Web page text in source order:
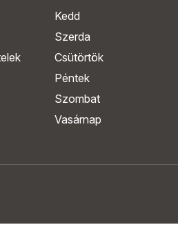
Kedd
Szerda
Csütörtök
Péntek
Szombat
Vasárnap